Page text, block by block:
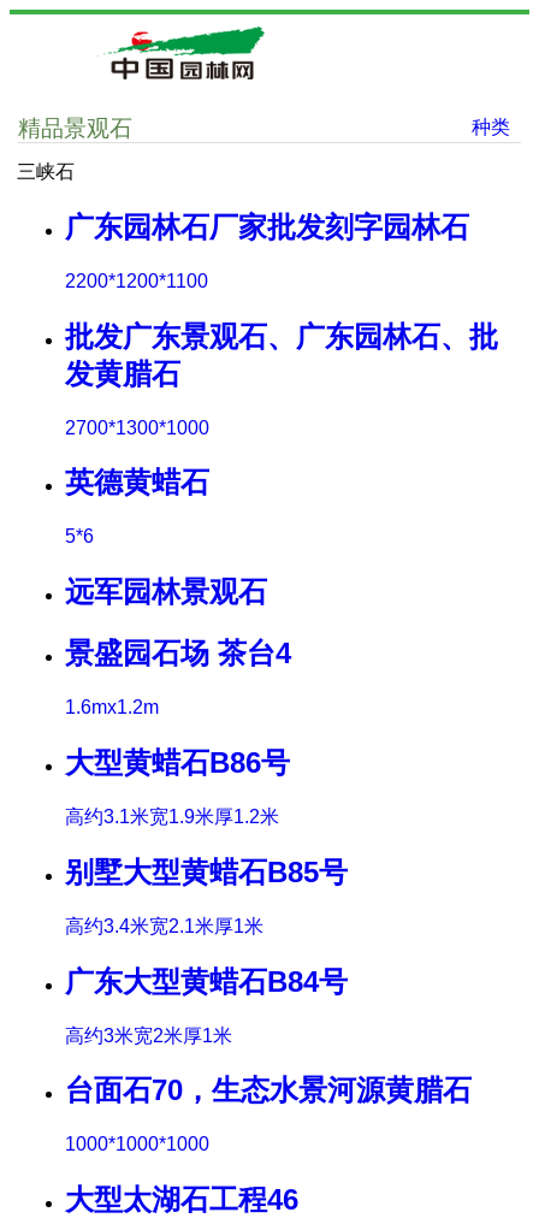
精品景观石 种类
三峡石
广东园林石厂家批发刻字园林石
2200*1200*1100
批发广东景观石、广东园林石、批
发黄腊石
2700*1300*1000
英德黄蜡石
5*6
远军园林景观石
景盛园石场 茶台4
1.6mx1.2m
大型黄蜡石B86号
高约3.1米宽1.9米厚1.2米
别墅大型黄蜡石B85号
高约3.4米宽2.1米厚1米
广东大型黄蜡石B84号
高约3米宽2米厚1米
台面石70，生态水景河源黄腊石
1000*1000*1000
大型太湖石工程46